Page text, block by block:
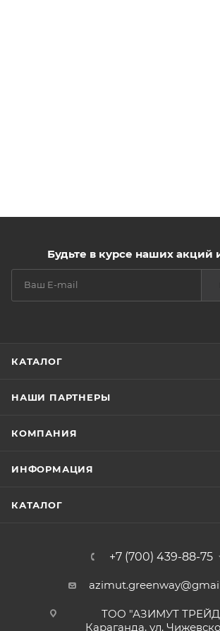
Будьте в курсе наших акций
КАТАЛОГ
НАШИ ПАРТНЕРЫ
КОМПАНИЯ
ИНФОРМАЦИЯ
КАТАЛОГ
+7 (700) 439-88-75
ТОО "АЗИМУТ
Караганда, ул.